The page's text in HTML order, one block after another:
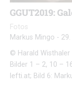
GGUT2019:
Fotos
Markus Mingo -
© Harald
Bilder 1 – 2, 10 –
lefti.at; Bild 6: